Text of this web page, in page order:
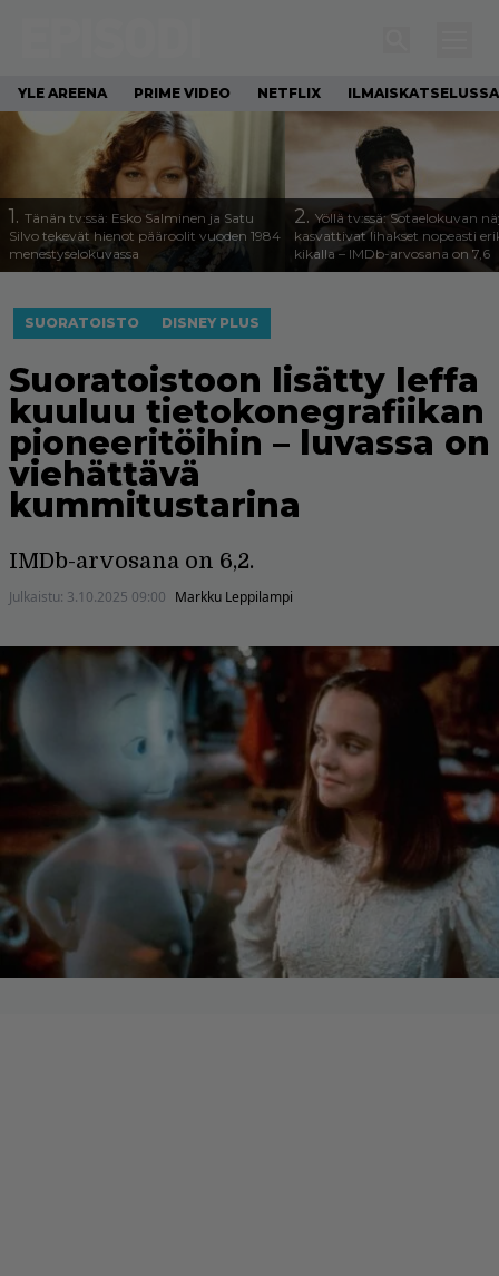
YLE AREENA PRIME VIDEO NETFLIX ILMAISKATSELUSSA
1. Tänän tv:ssä: Esko Salminen ja Satu
Silvo tekevät hienot pääroolit vuoden 1984
menestyselokuvassa
2. Yöllä tv:ssä: Sotaelokuvan
kasvattivat lihakset nopeasti
kikalla – IMDb-arvosana on 7,6
SUORATOISTO DISNEY PLUS
Suoratoistoon lisätty leffa
kuuluu tietokonegrafiikan
pioneeritöihin – luvassa on
viehättävä
kummitustarina
IMDb-arvosana on 6,2.
Julkaistu: 3.10.2025 09:00 Markku Leppilampi